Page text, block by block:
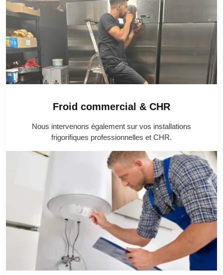
Froid commercial & CHR
Nous intervenons également sur vos installations
frigorifiques professionnelles et CHR.